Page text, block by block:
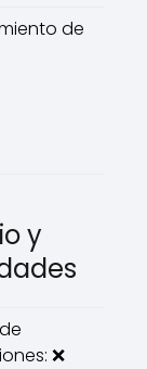
de
y
❌